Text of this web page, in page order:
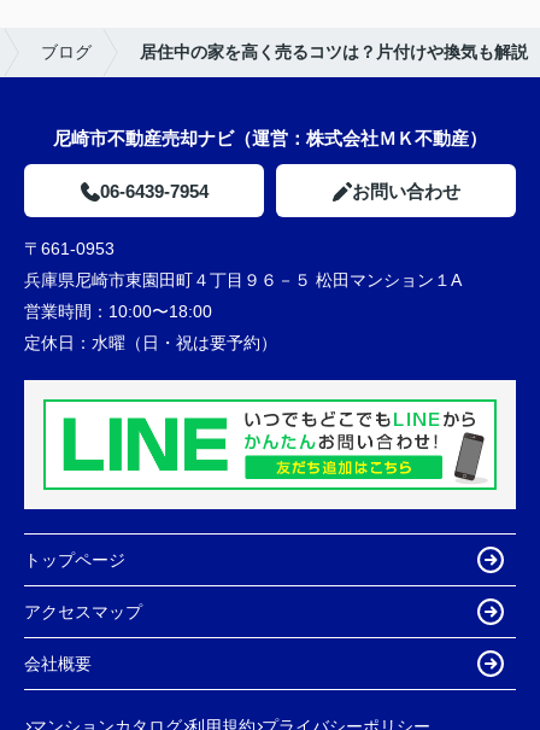
ブログ 居住中の家を高く売るコツは？片付けや換気も解説
尼崎市不動産売却ナビ（運営：株式会社ＭＫ不動産）
06-6439-7954 お問い合わせ
〒661-0953
兵庫県尼崎市東園田町４丁目９６－５ 松田マンション１A
営業時間： 10:00〜18:00
定休日： 水曜（日・祝は要予約）
トップページ
アクセスマップ
会社概要